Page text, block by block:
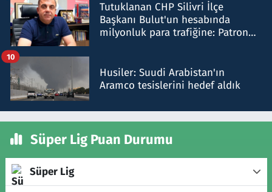
Tutuklanan CHP Silivri İlçe
Başkanı Bulut'un hesabında
milyonluk para trafiğine: Patron
Husiler: Suudi Arabistan'ın
Aramco tesislerini hedef aldık
10
Süper Lig Puan Durumu
Süper Lig